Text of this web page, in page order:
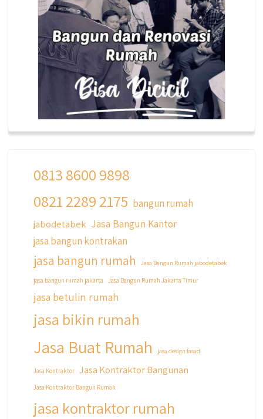
qyusipersada
3 years ago
Siapa yang udah masuk List untuk Bangun
dan Renovasi rumah Di @qyusipersada
Untuk informasi lebih lanjut terkait program
di bio yaa
#jasabangunrumahjakarta
#jasarenovasirumahjakarta
#kontraktorjakarta #kontraktorbangunan
#kontraktorbangunanjakarta
#kontraktorbekasi #kontraktorinteriorjakarta
#jasabangunrumahdepok
#jasarenovasirumahbekasi
0813 8600 9898
0821 2289 2175 bangun rumah
jabodetabek Jasa Bangun Kantor
jasa bangun kontrakan
jasa bangun rumah Jasa Bangun Rumah jabodetabek
jasa bangun rumah jakarta Jasa Bangun Rumah Jakarta Timur
jasa betulin rumah
jasa bikin rumah
Jasa Buat Rumah jasa design fasad
Jasa Kontraktor Jasa Kontraktor Bangunan
Jasa Kontraktor Bangun Rumah
jasa kontraktor rumah